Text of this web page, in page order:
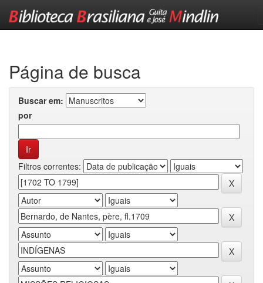
Página de busca
Buscar em:
por
Filtros correntes: